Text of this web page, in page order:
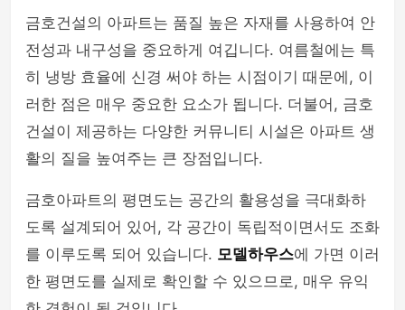
금호건설의 아파트는 품질 높은 자재를 사용하여 안
전성과 내구성을 중요하게 여깁니다. 여름철에는 특
히 냉방 효율에 신경 써야 하는 시점이기 때문에, 이
러한 점은 매우 중요한 요소가 됩니다. 더불어, 금호
건설이 제공하는 다양한 커뮤니티 시설은 아파트 생
활의 질을 높여주는 큰 장점입니다.
금호아파트의 평면도는 공간의 활용성을 극대화하
도록 설계되어 있어, 각 공간이 독립적이면서도 조화
를 이루도록 되어 있습니다. 모델하우스에 가면 이러
한 평면도를 실제로 확인할 수 있으므로, 매우 유익